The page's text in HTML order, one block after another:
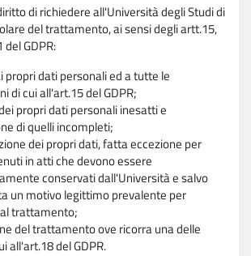
di richiedere all'Università degli Studi di
del trattamento, ai sensi degli artt.15,
del GDPR:
propri dati personali ed a tutte le
di cui all'art.15 del GDPR;
propri dati personali inesatti e
di quelli incompleti;
dei propri dati, fatta eccezione per
in atti che devono essere
conservati dall'Università e salvo
un motivo legittimo prevalente per
trattamento;
del trattamento ove ricorra una delle
all'art.18 del GDPR.